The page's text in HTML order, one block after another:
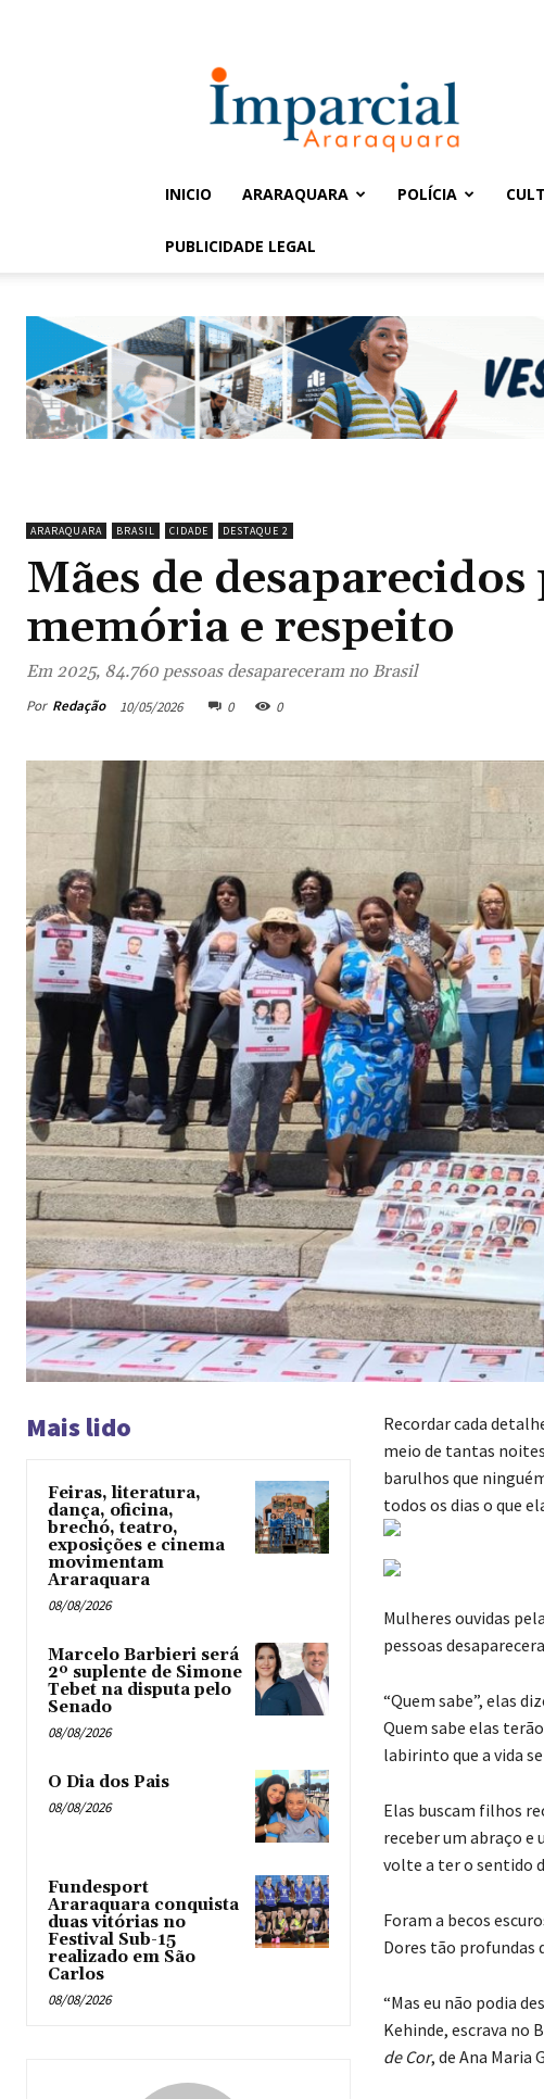
Imparcial
INICIO ARARAQUARA POLÍCIA
PUBLICIDADE LEGAL
ARARAQUARA BRASIL CIDADE DESTAQUE 2
Mães de
memória e respeito
Em 2025, 84.760 pessoas desapareceram no Brasil
Por Redação 10/05/2026 0 0
Mais lido
Feiras, literatura,
dança, oficina,
brechó, teatro,
exposições e cinema
movimentam
Araraquara
08/08/2026
Marcelo Barbieri será
2º suplente de Simone
Tebet na disputa pelo
Senado
08/08/2026
O Dia dos Pais
08/08/2026
Fundesport
Araraquara conquista
duas vitórias no
Festival Sub-15
realizado em São
Carlos
08/08/2026
Recordar cada
meio de tantas
barulhos que
todos os dias o que
Mulheres ouvidas pela
pessoas
“Quem sabe”, elas
Quem sabe elas
labirinto que a vida
Elas buscam filhos
receber um abraço e
volte a ter o sentido
Foram a becos
Dores tão profundas
“Mas eu não podia
Kehinde, escrava no
de Cor, de Ana Maria